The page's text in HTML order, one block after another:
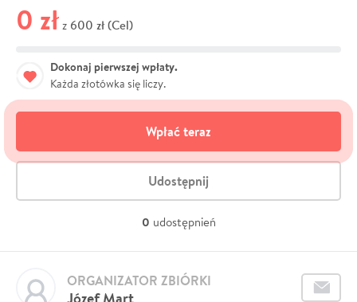
0 zł z 600 zł (Cel)
Dokonaj pierwszej wpłaty.
Każda złotówka się liczy.
Wpłać teraz
Udostępnij
0 udostępnień
ORGANIZATOR ZBIÓRKI